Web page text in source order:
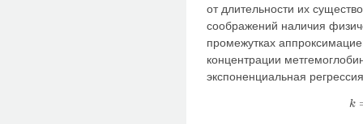
от длительности их
соображений наличия
промежутках
концентрации
экспоненциальная
kk